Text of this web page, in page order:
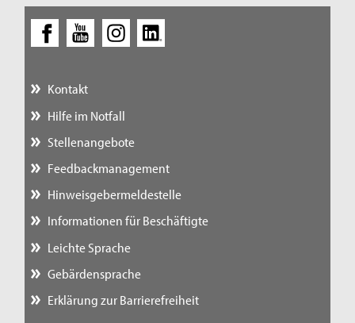
Kontakt
Hilfe im Notfall
Stellenangebote
Feedbackmanagement
Hinweisgebermeldestelle
Informationen für Beschäftigte
Leichte Sprache
Gebärdensprache
Erklärung zur Barrierefreiheit